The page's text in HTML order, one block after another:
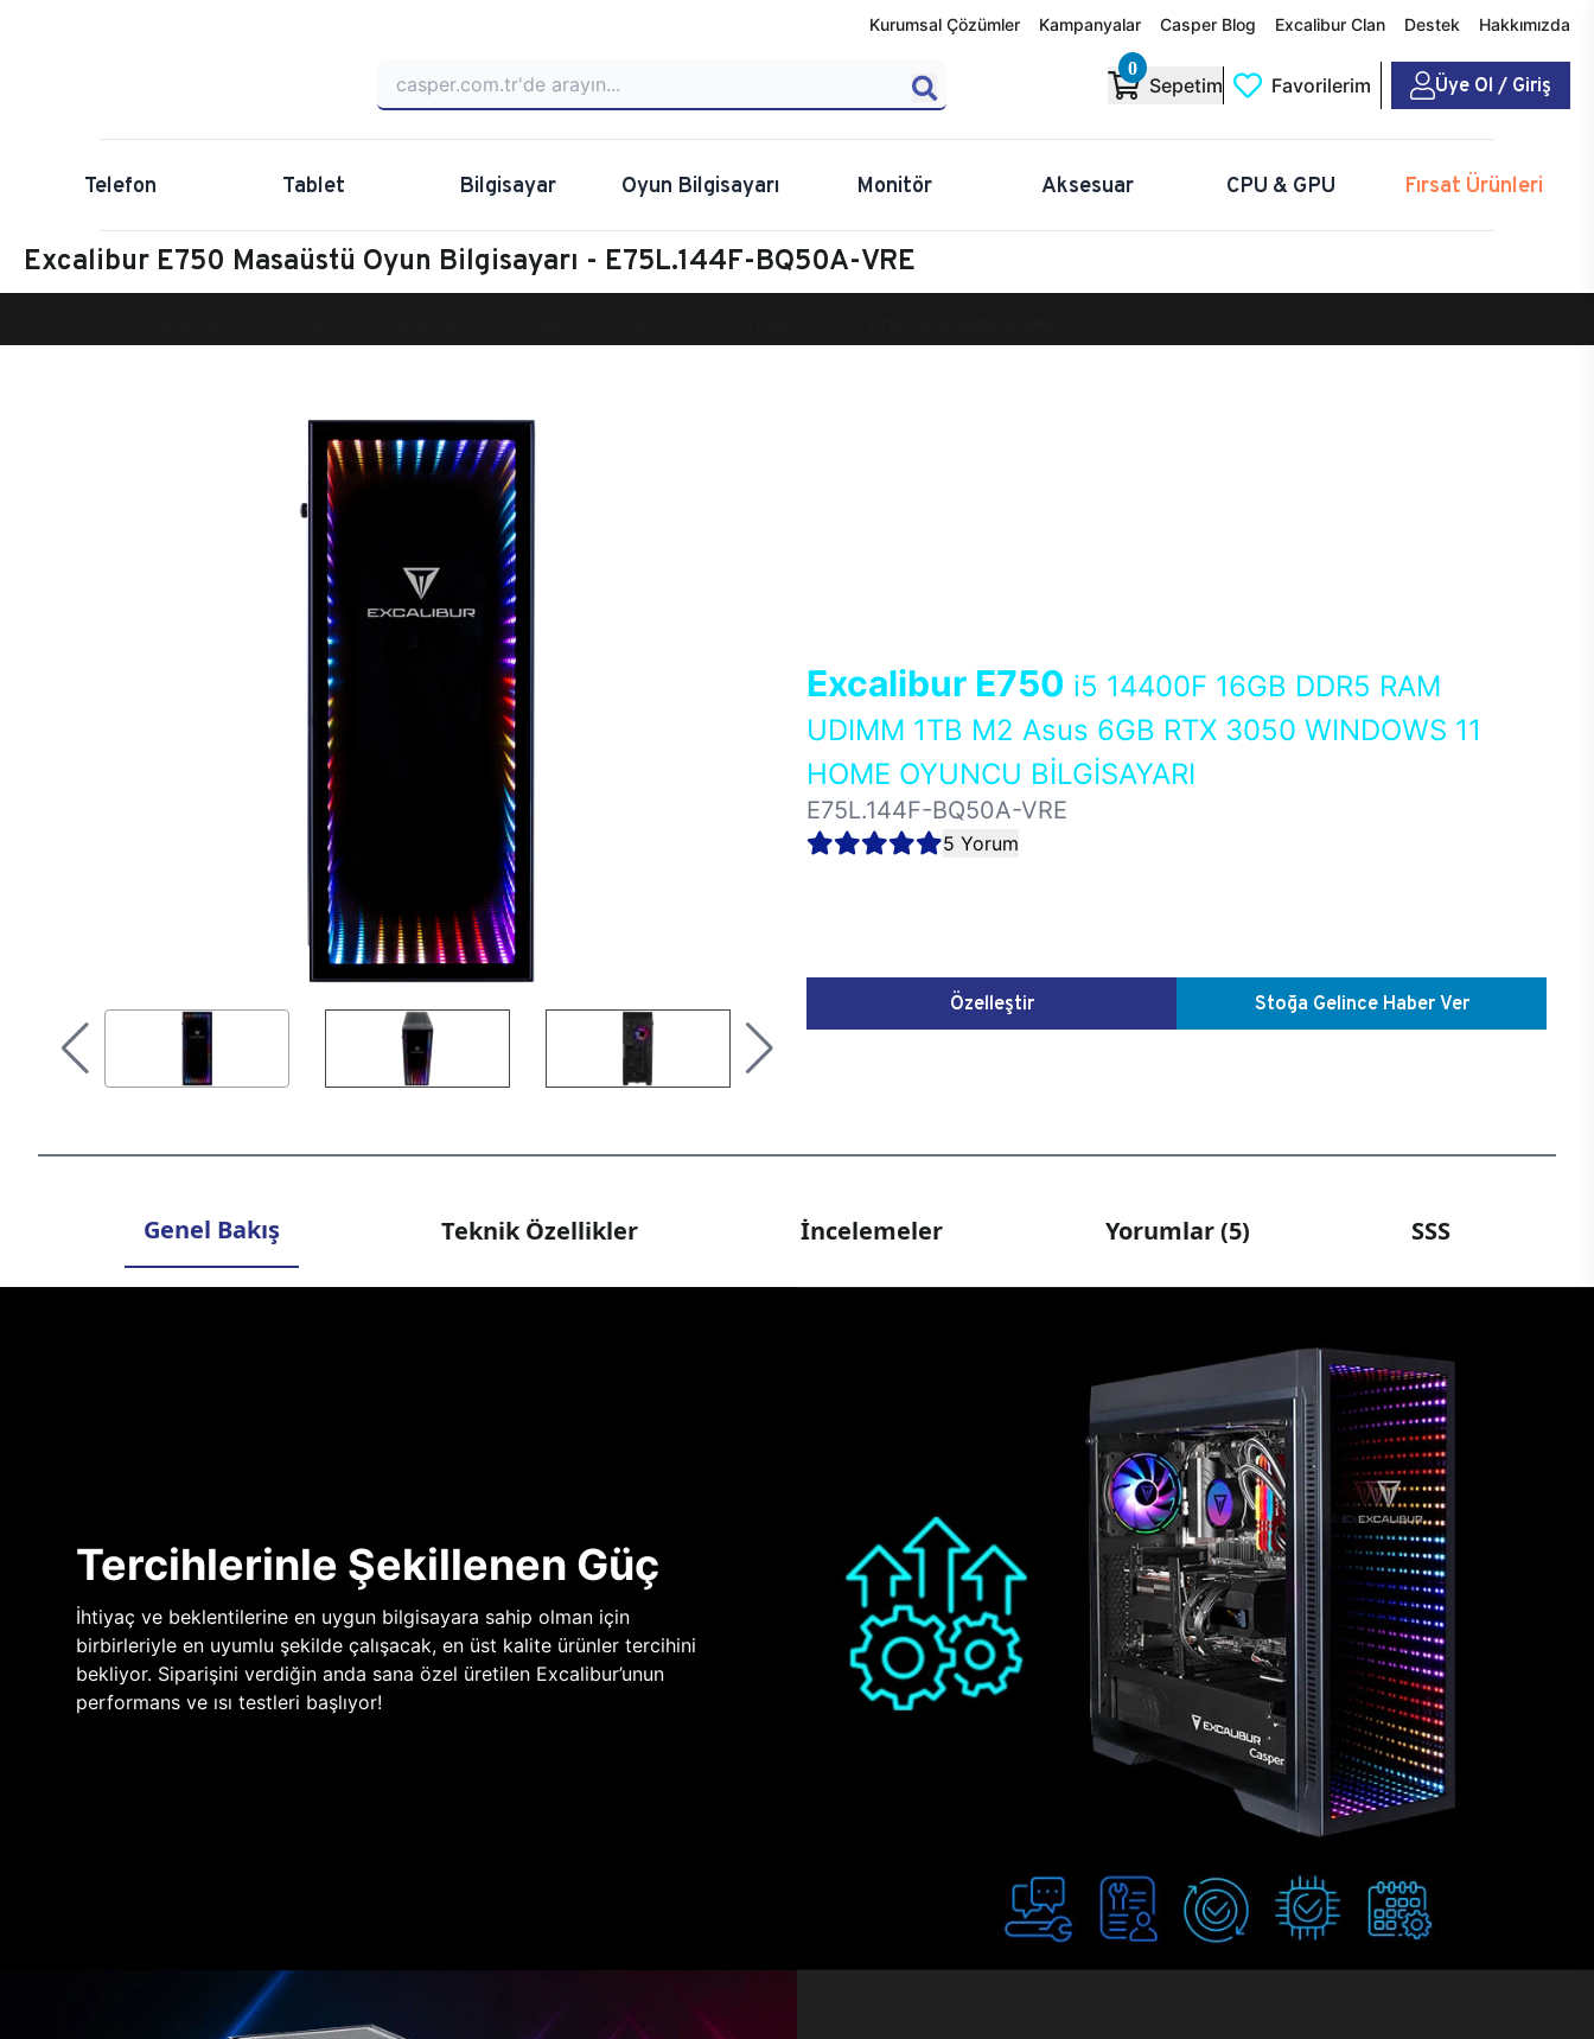
Kurumsal Çözümler Kampanyalar Casper Blog Excalibur Clan Destek Hakkımızda
0
Sepetim Favorilerim Üye Ol / Giriş
Telefon Tablet Bilgisayar Oyun Bilgisayarı Monitör Aksesuar CPU & GPU Fırsat Ürünleri
Excalibur E750 Masaüstü Oyun Bilgisayarı - E75L.144F-BQ50A-VRE
Excalibur E750 i5 14400F 16GB DDR5 RAM
UDIMM 1TB M2 Asus 6GB RTX 3050 WINDOWS 11
HOME OYUNCU BİLGİSAYARI
E75L.144F-BQ50A-VRE
5 Yorum
Özelleştir Stoğa Gelince Haber Ver
Genel Bakış Teknik Özellikler İncelemeler Yorumlar (5) SSS
Tercihlerinle Şekillenen Güç
İhtiyaç ve beklentilerine en uygun bilgisayara sahip olman için
birbirleriyle en uyumlu şekilde çalışacak, en üst kalite ürünler tercihini
bekliyor. Siparişini verdiğin anda sana özel üretilen Excalibur’unun
performans ve ısı testleri başlıyor!